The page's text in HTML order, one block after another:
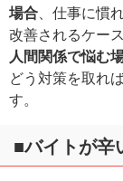
場合 、仕事に慣
改善されるケー
人間関係で悩む
どう対策を取れ
す。
■バイトが辛